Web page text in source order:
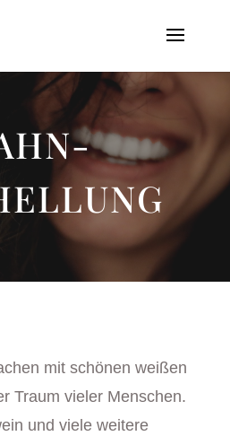
mit schönen weißen
Traum vieler Menschen.
und viele weitere